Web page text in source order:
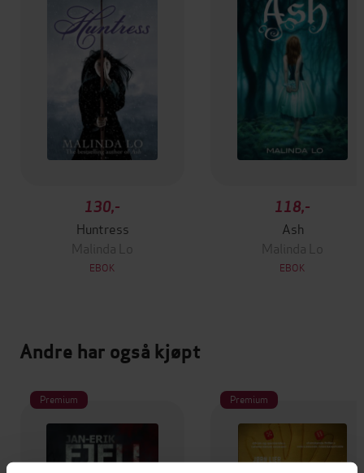
130,-
Huntress
Malinda Lo
EBOK
118,-
Ash
Malinda Lo
EBOK
Andre har også kjøpt
Premium Premium